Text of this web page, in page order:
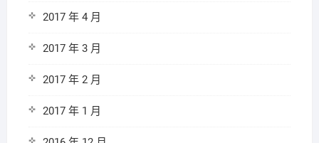
2017 年 4 月
2017 年 3 月
2017 年 2 月
2017 年 1 月